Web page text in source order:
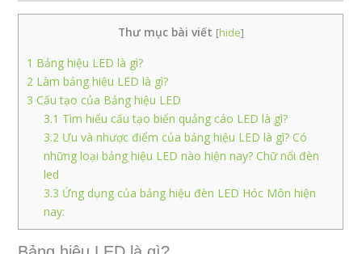
Thư mục bài viết [hide]
1 Bảng hiệu LED là gì?
2 Làm bảng hiệu LED là gì?
3 Cấu tạo của Bảng hiệu LED
3.1 Tìm hiểu cấu tạo biển quảng cáo LED là gì?
3.2 Ưu và nhược điểm của bảng hiệu LED là gì? Có
những loại bảng hiệu LED nào hiện nay? Chữ nổi đèn
led
3.3 Ứng dụng của bảng hiệu đèn LED Hóc Môn hiện
nay: